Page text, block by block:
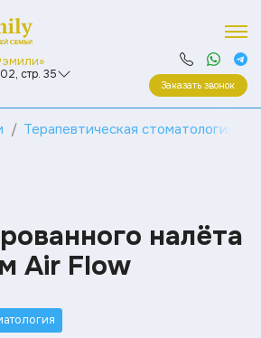
стр. 35
Заказать звонок
Терапевтическая стоматология
налёта
Air Flow